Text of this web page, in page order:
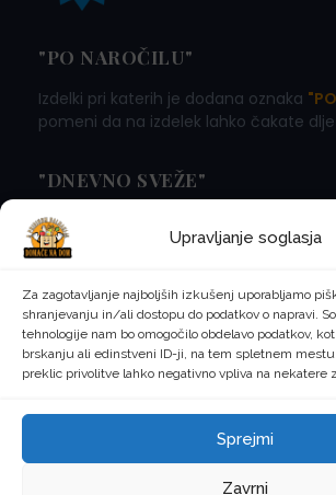
Upravljanje soglasja
Za zagotavljanje najboljših izkušenj uporabljamo
shranjevanju in/ali dostopu do podatkov o napravi.
tehnologije nam bo omogočilo obdelavo podatkov,
brskanju ali edinstveni ID-ji, na tem spletnem
preklic privolitve lahko negativno vpliva na nekatere
Sprejmi
Zavrni
"PO NAROČILU"
Izdelki pri katerih je dodana oznaka
pomeni da na izdelek lahko čakate
"DNEVNO SVEŽE"
Izdelki pri katerih je dodana oznaka
pomeni da naročila oddana do 13:00 v
ostalih krajev pa glej koledar.
©2026Domače na dom, ustvarjeno z
pravice pridržane.
Pogoji uporabe